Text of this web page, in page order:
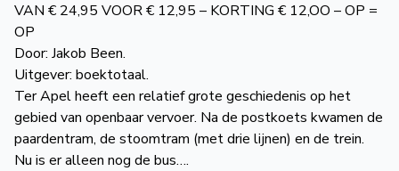
Mijn
NVBS
VAN € 24,95 VOOR € 12,95 – KORTING € 12,OO – OP =
OP
Door: Jakob Been.
Uitgever: boektotaal.
Ter Apel heeft een relatief grote geschiedenis op het
gebied van openbaar vervoer. Na de postkoets kwamen de
paardentram, de stoomtram (met drie lijnen) en de trein.
Nu is er alleen nog de bus….